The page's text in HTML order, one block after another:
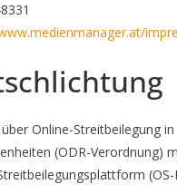
Online-Streitbeilegung in
(ODR-Verordnung)